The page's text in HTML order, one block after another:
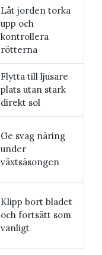
Låt jorden torka
upp och
kontrollera
rötterna
Flytta till ljusare
plats utan stark
direkt sol
Ge svag näring
under
växtsäsongen
Klipp bort bladet
och fortsätt som
vanligt